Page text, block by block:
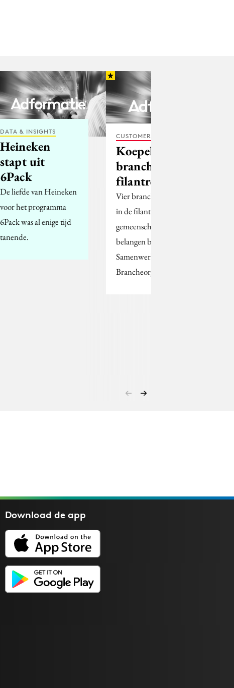
DATA & INSIGHTS
Heineken
stapt uit
6Pack
De liefde van Heineken
voor het programma
6Pack was al enige tijd
tanende.
CUSTOMER EXPERIENCE
Koepel voor
brancheorganisaties
filantropie
Vier brancheorganisaties
in de filantropie gaan hun
gemeenschappelijke
belangen bundelen in de
Samenwerkende
Brancheorganisaties…
Download deapp